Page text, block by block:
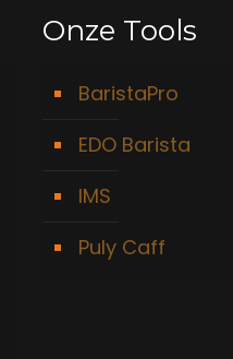
Onze Tools
BaristaPro
EDO Barista
IMS
Puly Caff